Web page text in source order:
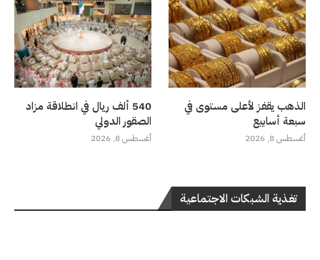
الذهب يقفز لأعلى مستوى في
سبعة أسابيع
أغسطس 8, 2026
540 ألف ريال في انطلاقة مزاد
الصقور الدولي
أغسطس 8, 2026
تغذية الشبكات الاجتماعية